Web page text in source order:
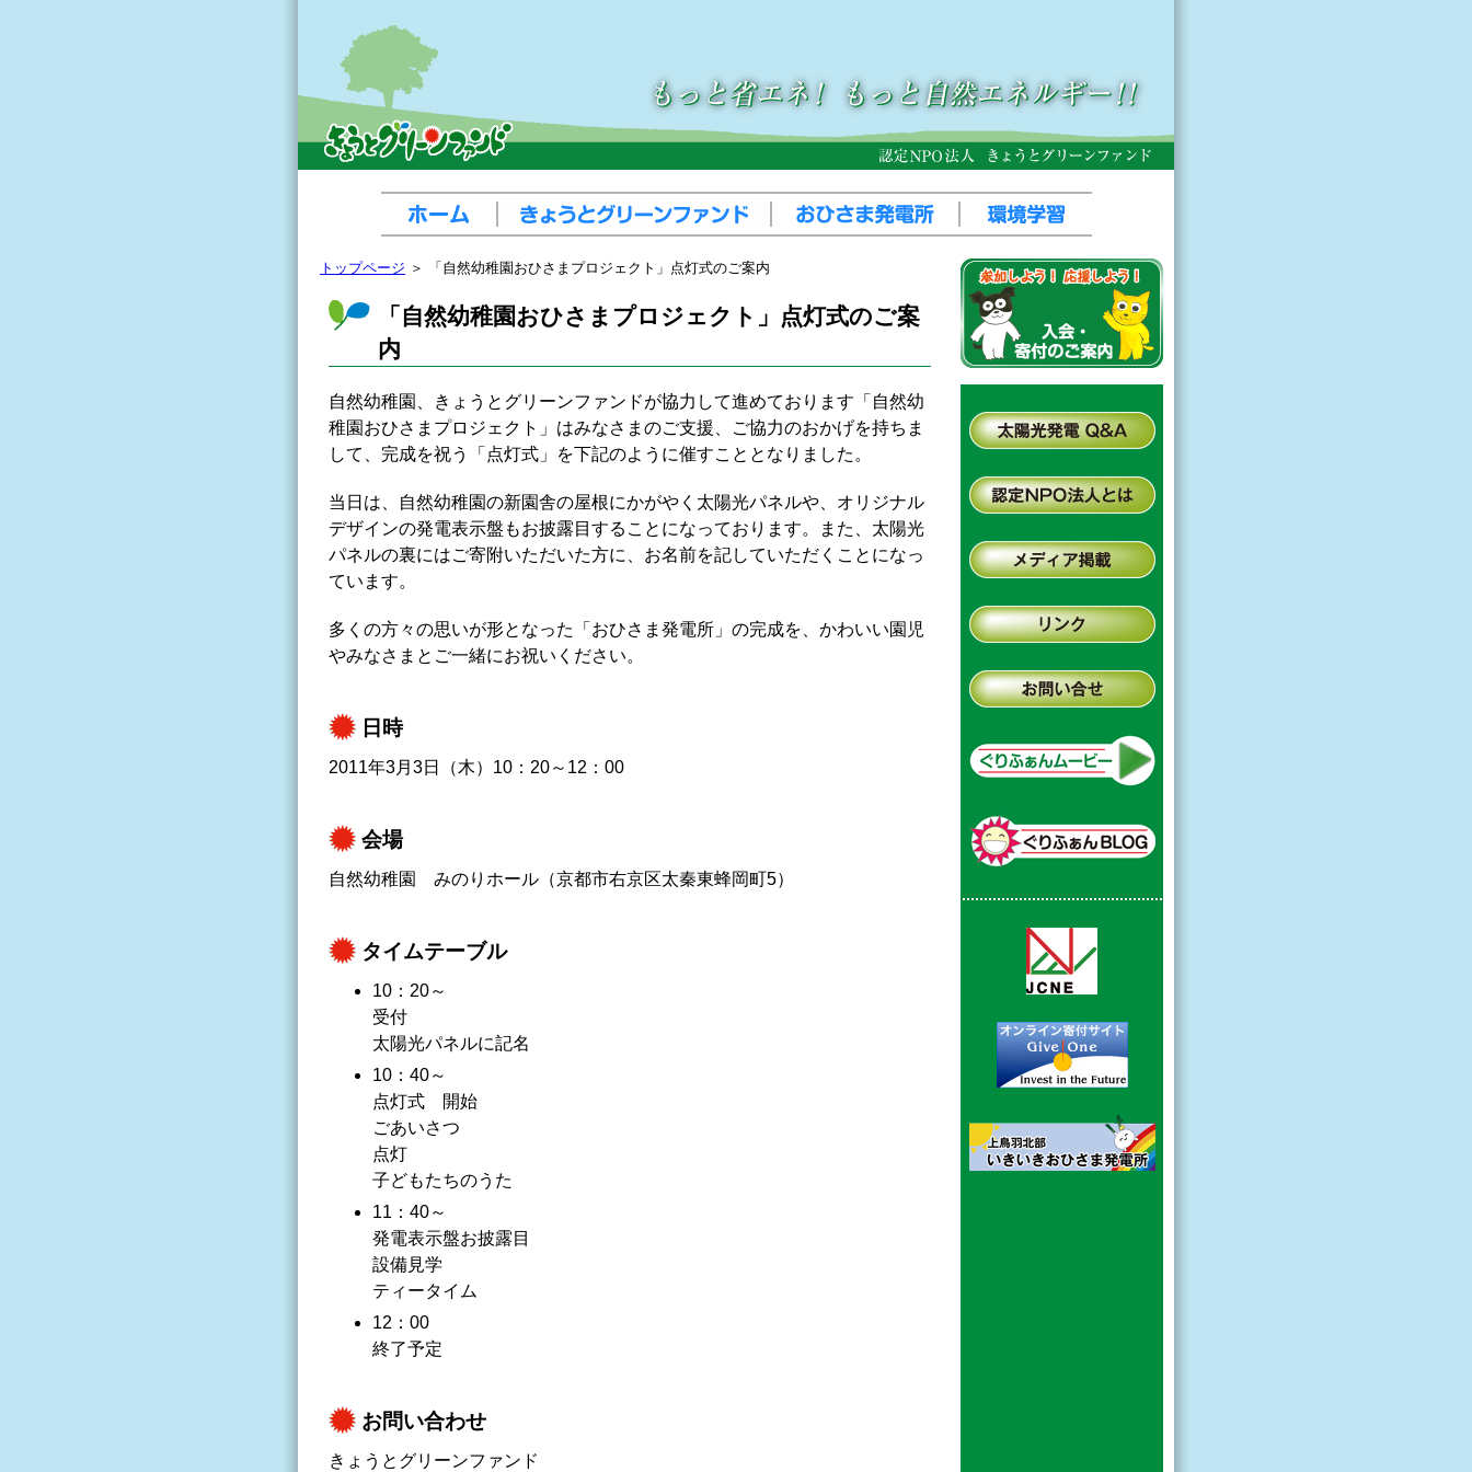
トップページ ＞ 「自然幼稚園おひさまプロジェクト」点灯式のご案内
「自然幼稚園おひさまプロジェクト」点灯式のご案
内
自然幼稚園、きょうとグリーンファンドが協力して進めております「自然幼
稚園おひさまプロジェクト」はみなさまのご支援、ご協力のおかげを持ちま
して、完成を祝う「点灯式」を下記のように催すこととなりました。
当日は、自然幼稚園の新園舎の屋根にかがやく太陽光パネルや、オリジナル
デザインの発電表示盤もお披露目することになっております。また、太陽光
パネルの裏にはご寄附いただいた方に、お名前を記していただくことになっ
ています。
多くの方々の思いが形となった「おひさま発電所」の完成を、かわいい園児
やみなさまとご一緒にお祝いください。
日時
2011年3月3日（木）10：20～12：00
会場
自然幼稚園 みのりホール（京都市右京区太秦東蜂岡町5）
タイムテーブル
10：20～
受付
太陽光パネルに記名
10：40～
点灯式 開始
ごあいさつ
点灯
子どもたちのうた
11：40～
発電表示盤お披露目
設備見学
ティータイム
12：00
終了予定
お問い合わせ
きょうとグリーンファンド